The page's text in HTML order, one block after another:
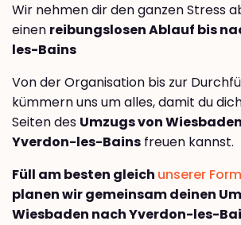
Wir nehmen dir den ganzen Stress
einen reibungslosen Ablauf bis
les-Bains
Von der Organisation bis zur
kümmern uns um alles, damit du
Seiten des Umzugs von
Yverdon-les-Bains freuen kannst.
Füll am besten gleich unserer
planen wir gemeinsam deinen
Wiesbaden nach Yverdon-les-